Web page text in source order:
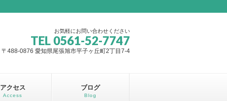
お気軽にお問い合わせください
TEL 0561-52-7747
〒488-0876 愛知県尾張旭市平子ヶ丘町2丁目7-4
アクセス
Access
ブログ
Blog